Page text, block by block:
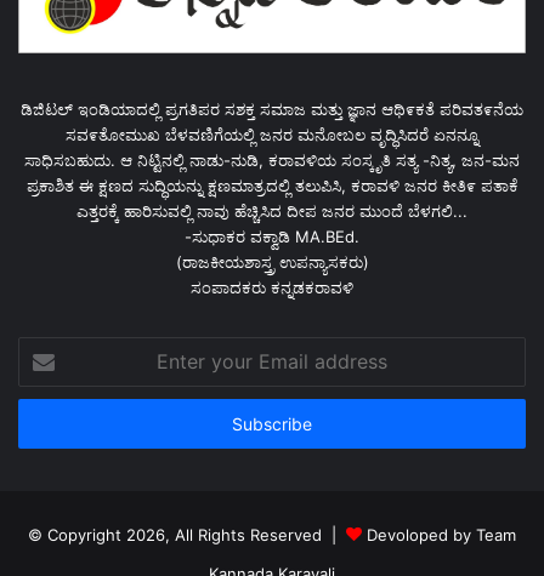
ಡಿಜಿಟಲ್ ಇಂಡಿಯಾದಲ್ಲಿ ಪ್ರಗತಿಪರ ಸಶಕ್ತ ಸಮಾಜ ಮತ್ತು ಜ್ಞಾನ ಆಥಿ೯ಕತೆ ಪರಿವತ೯ನೆಯ
ಸವ೯ತೋಮುಖ ಬೆಳವಣಿಗೆಯಲ್ಲಿ ಜನರ ಮನೋಬಲ ವೃದ್ಧಿಸಿದರೆ ಏನನ್ನೂ
ಸಾಧಿಸಬಹುದು. ಆ ನಿಟ್ಟಿನಲ್ಲಿ ನಾಡು-ನುಡಿ, ಕರಾವಳಿಯ ಸಂಸ್ಕೃತಿ ಸತ್ಯ -ನಿತ್ಯ, ಜನ-ಮನ
ಪ್ರಕಾಶಿತ ಈ ಕ್ಷಣದ ಸುದ್ಧಿಯನ್ನು ಕ್ಷಣಮಾತ್ರದಲ್ಲಿ ತಲುಪಿಸಿ, ಕರಾವಳಿ ಜನರ ಕೀತಿ೯ ಪತಾಕೆ
ಎತ್ತರಕ್ಕೆ ಹಾರಿಸುವಲ್ಲಿ ನಾವು ಹೆಚ್ಚಿಸಿದ ದೀಪ ಜನರ ಮುಂದೆ ಬೆಳಗಲಿ...
-ಸುಧಾಕರ ವಕ್ವಾಡಿ MA.BEd.
(ರಾಜಕೀಯಶಾಸ್ತ್ರ ಉಪನ್ಯಾಸಕರು)
ಸಂಪಾದಕರು ಕನ್ನಡಕರಾವಳಿ
your
Email
© Copyright 2026, All Rights Reserved |
Devoloped by Team